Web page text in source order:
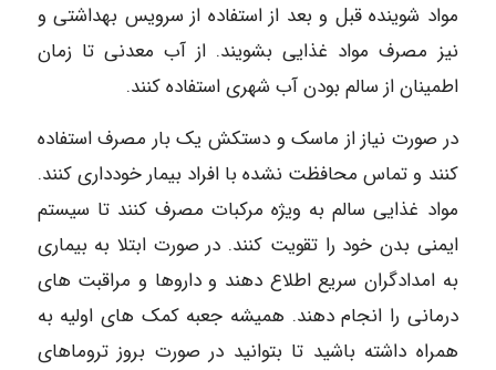
مواد شوینده قبل و بعد از استفاده از سرویس بهداشتی و
نیز مصرف مواد غذایی بشویند. از آب معدنی تا زمان
اطمینان از سالم بودن آب شهری استفاده کنند.
در صورت نیاز از ماسک و دستکش یک بار مصرف استفاده
کنند و تماس محافظت نشده با افراد بیمار خودداری کنند.
مواد غذایی سالم به ویژه مرکبات مصرف کنند تا سیستم
ایمنی بدن خود را تقویت کنند. در صورت ابتلا به بیماری
به امدادگران سریع اطلاع دهند و داروها و مراقبت های
درمانی را انجام دهند. همیشه جعبه کمک های اولیه به
همراه داشته باشید تا بتوانید در صورت بروز تروماهای